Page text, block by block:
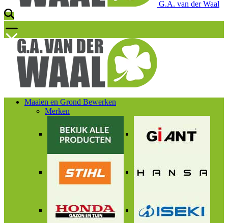
G.A. van der Waal
Maaien en Grond Bewerken
Merken